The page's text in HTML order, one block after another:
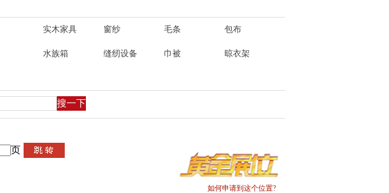
实木家具 窗纱 毛条 包布
水族箱 缝纫设备 巾被 晾衣架
页
如何申请到这个位置?